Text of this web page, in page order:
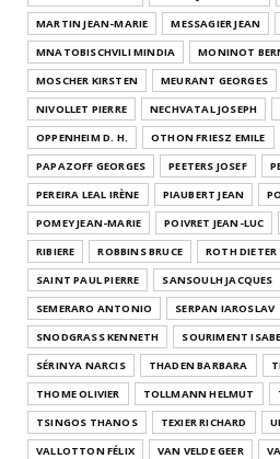
MARTIN JEAN-MARIE
MESSAGIER JEAN
MNATOBISCHVILI MINDIA
MONINOT
MOSCHER KIRSTEN
MEURANT GEORGES
NIVOLLET PIERRE
NECHVATAL JOSEPH
OPPENHEIM D. H.
OTHON FRIESZ EMILE
PAPAZOFF GEORGES
PEETERS JOSEF
PEREIRA LEAL IRÈNE
PIAUBERT JEAN
POMEY JEAN-MARIE
POIVRET JEAN-LUC
RIBIERE
ROBBINS BRUCE ROTH DIETER
SAINT PAUL PIERRE
SANSOULH JACQUES
SEMERARO ANTONIO
SERPAN IAROSLAV
SNODGRASS KENNETH
SOURIMENT
SÉRINYA NARCIS
THADEN BARBARA
THOME OLIVIER
TOLLMANN HELMUT
TSINGOS THANOS
TEXIER RICHARD
VALLOTTON FÉLIX
VAN VELDE GEER